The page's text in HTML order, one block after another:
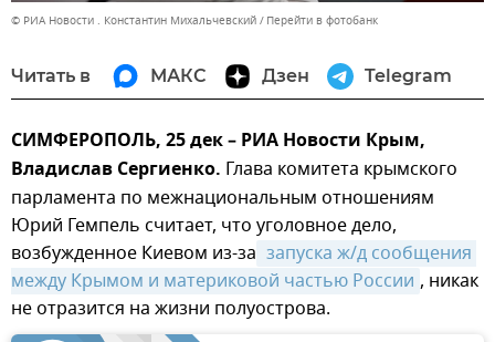
© РИА Новости . Константин Михальчевский Перейти в фотобанк
Читать в МАКС Дзен Telegram
СИМФЕРОПОЛЬ, 25 дек – РИА Новости Крым,
Владислав Сергиенко. Глава комитета крымского
парламента по межнациональным отношениям
Юрий Гемпель считает, что уголовное дело,
возбужденное Киевом из-за запуска ж/д сообщения
между Крымом и материковой частью России , никак
не отразится на жизни полуострова.